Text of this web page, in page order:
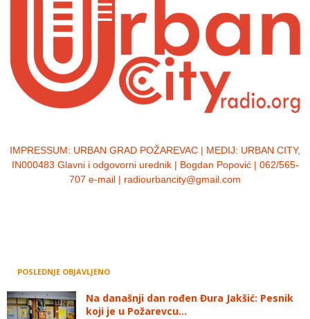
IMPRESSUM: URBAN GRAD POŽAREVAC | MEDIJ: URBAN CITY,
IN000483 Glavni i odgovorni urednik | Bogdan Popović | 062/565-
707 e-mail | radiourbancity@gmail.com
POSLEDNJE OBJAVLJENO
Na današnji dan rođen Đura Jakšić: Pesnik
koji je u Požarevcu...